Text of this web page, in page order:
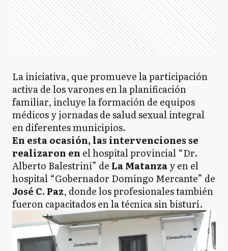
La iniciativa, que promueve la participación
activa de los varones en la planificación
familiar, incluye la formación de equipos
médicos y jornadas de salud sexual integral
en diferentes municipios.
En esta ocasión, las intervenciones se
realizaron en el hospital provincial “Dr.
Alberto Balestrini” de La Matanzay en el
hospital “Gobernador Domingo Mercante” de
José C. Paz, donde los profesionales también
fueron capacitados en la técnica sin bisturí.